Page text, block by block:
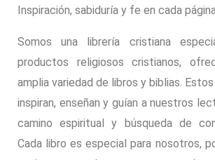
Inspiración, sabiduría y fe en cada página.
Somos una librería cristiana
productos religiosos cristianos,
amplia variedad de libros y biblias.
inspiran, enseñan y guían a nuestros
camino espiritual y búsqueda de
Cada libro es especial para nosotros,